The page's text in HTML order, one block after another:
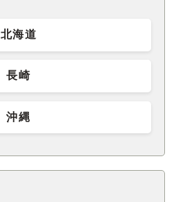
北海道
長崎
沖縄